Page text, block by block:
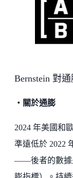
Bernstein 對
・關於通膨
2024 年美國和
準遠低於 2022
——後者的數據